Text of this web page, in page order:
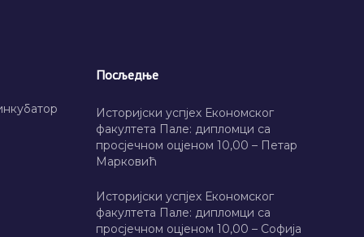
Посљедње
Историјски успјех Економског
факултета Пале: дипломци са
просјечном оцјеном 10,00 – Петар
Марковић
Историјски успјех Економског
факултета Пале: дипломци са
просјечном оцјеном 10,00 – Софија